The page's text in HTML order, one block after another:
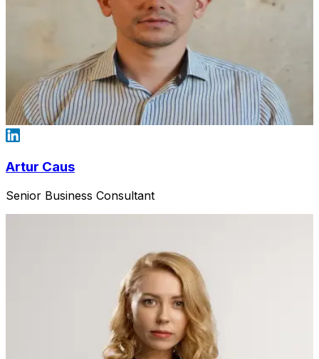
Artur Caus
Senior Business Consultant